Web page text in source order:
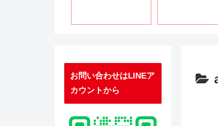
お問い合わせはLINEア
カウントから